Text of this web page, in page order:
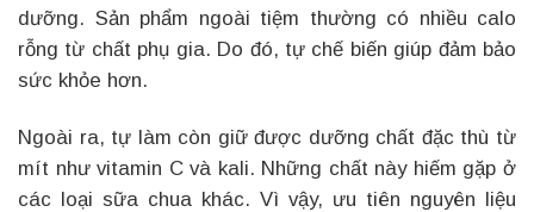
dưỡng. Sản phẩm ngoài tiệm thường có nhiều calo
rỗng từ chất phụ gia. Do đó, tự chế biến giúp đảm bảo
sức khỏe hơn.
Ngoài ra, tự làm còn giữ được dưỡng chất đặc thù từ
mít như vitamin C và kali. Những chất này hiếm gặp ở
các loại sữa chua khác. Vì vậy, ưu tiên nguyên liệu